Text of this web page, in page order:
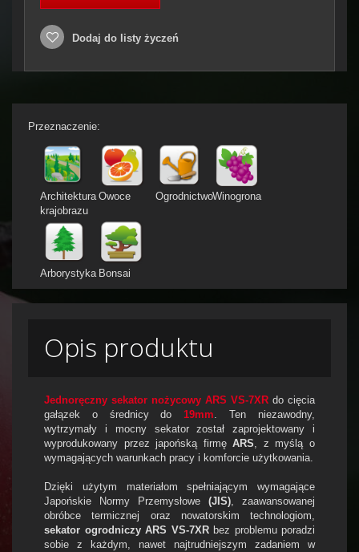
Dodaj do listy życzeń
Przeznaczenie:
Architektura
krajobrazu
Owoce OgrodnictwoWinogrona
Arborystyka Bonsai
Opis produktu
Jednoręczny sekator nożycowy ARS VS-7XR do cięcia
gałązek o średnicy do19mm. Ten niezawodny,
wytrzymały i mocny sekator został zaprojektowany i
wyprodukowany przez japońską firmęARS, z myślą o
wymagających warunkach pracy i komforcie użytkowania.
Dzięki użytym materiałom spełniającym wymagające
Japońskie Normy Przemysłowe (JIS), zaawansowanej
obróbce termicznej oraz nowatorskim technologiom,
sekator ogrodniczy ARS VS-7XRbez problemu poradzi
sobie z każdym, nawet najtrudniejszym zadaniem w